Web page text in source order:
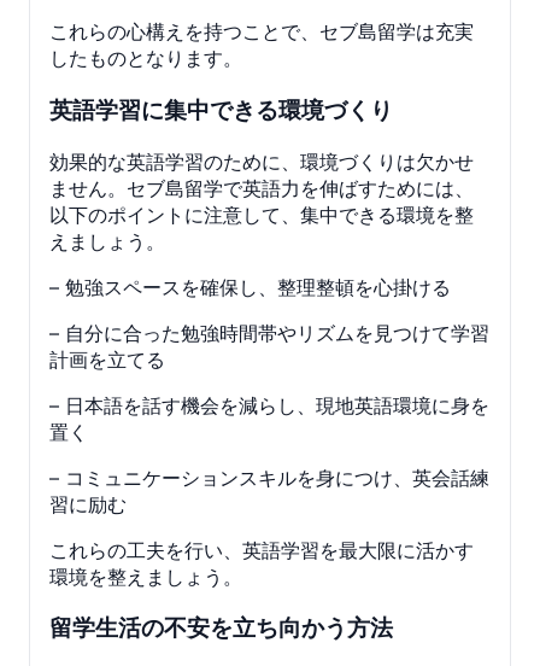
これらの心構えを持つことで、セブ島留学は充実
したものとなります。
英語学習に集中できる環境づくり
効果的な英語学習のために、環境づくりは欠かせ
ません。セブ島留学で英語力を伸ばすためには、
以下のポイントに注意して、集中できる環境を整
えましょう。
– 勉強スペースを確保し、整理整頓を心掛ける
– 自分に合った勉強時間帯やリズムを見つけて学習
計画を立てる
– 日本語を話す機会を減らし、現地英語環境に身を
置く
– コミュニケーションスキルを身につけ、英会話練
習に励む
これらの工夫を行い、英語学習を最大限に活かす
環境を整えましょう。
留学生活の不安を立ち向かう方法